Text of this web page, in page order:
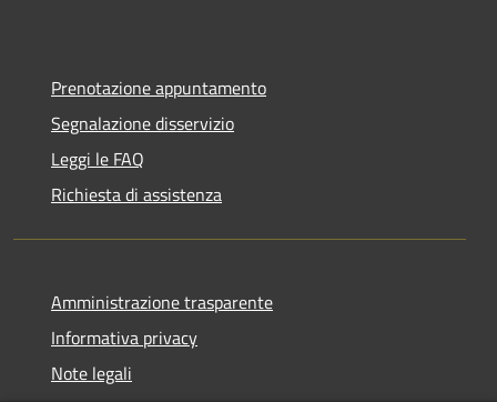
Prenotazione appuntamento
Segnalazione disservizio
Leggi le FAQ
Richiesta di assistenza
Amministrazione trasparente
Informativa privacy
Note legali